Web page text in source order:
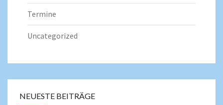
Termine
Uncategorized
NEUESTE BEITRÄGE